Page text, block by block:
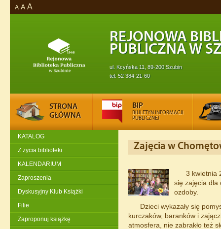
A A A
REJONOWA
PUBLICZNA W
ul. Kcyńska 11, 89-200 Szubin
tel: 52 384-21-60
STRONA
GŁÓWNA
BIP
BIULETYN INFORMACJI
PUBLICZNEJ
KATALOG
Z życia biblioteki
KALENDARIUM
Zaproszenia
Dyskusyjny Klub Książki
Filie
Zaproponuj książkę
Zajęcia w
3 kwietnia
się zajęcia dla
ozdoby.
Dzieci wykazały się
kurczaków, baranków i
atmosfera, nie zabrakło też